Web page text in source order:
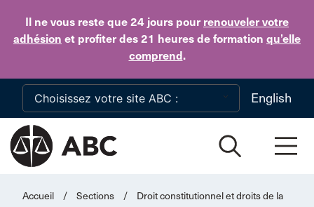
Il ne vous reste que 24 jours pour renouveler votre
adhésion et profiter des 21 heures de formation qu’elle
comprend.
Skip to main content
English
Accueil / Sections /
Droit constitutionnel et droits de la